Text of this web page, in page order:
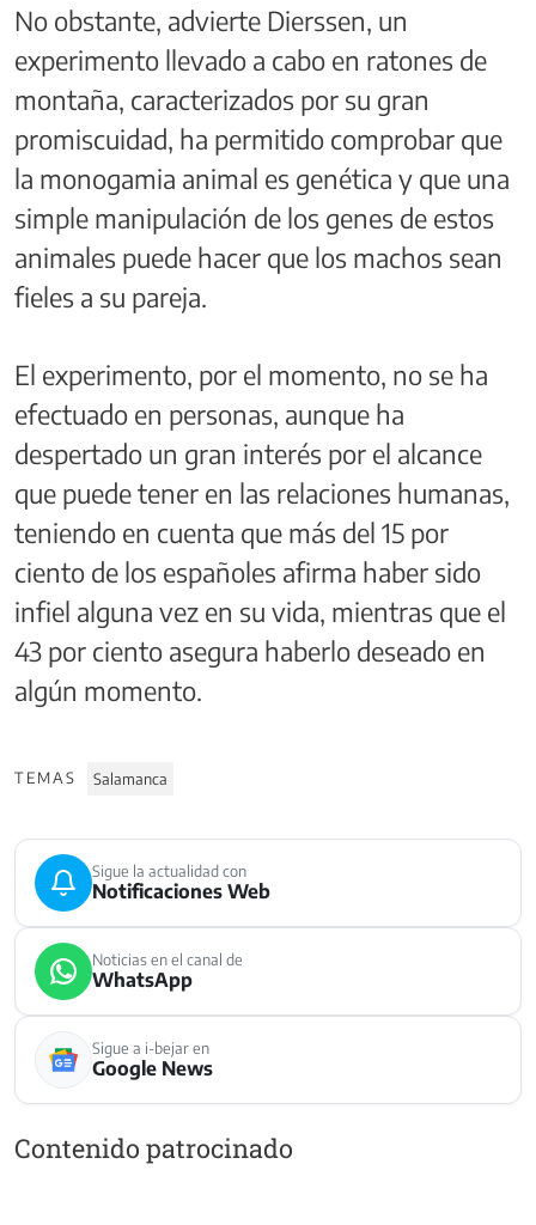
No obstante, advierte Dierssen, un
experimento llevado a cabo en ratones de
montaña, caracterizados por su gran
promiscuidad, ha permitido comprobar que
la monogamia animal es genética y que una
simple manipulación de los genes de estos
animales puede hacer que los machos sean
fieles a su pareja.
El experimento, por el momento, no se ha
efectuado en personas, aunque ha
despertado un gran interés por el alcance
que puede tener en las relaciones humanas,
teniendo en cuenta que más del 15 por
ciento de los españoles afirma haber sido
infiel alguna vez en su vida, mientras que el
43 por ciento asegura haberlo deseado en
algún momento.
TEMAS Salamanca
Sigue la actualidad con
Notificaciones Web
Noticias en el canal de
WhatsApp
Sigue a i-bejar en
Google News
Contenido patrocinado